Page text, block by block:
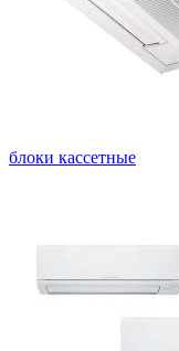
блоки кассетные